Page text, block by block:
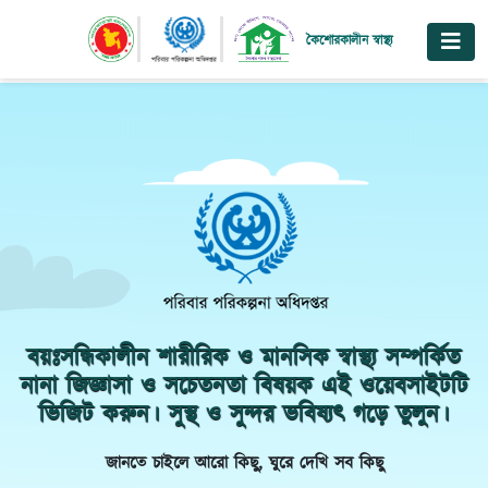
কৈশোরকালীন স্বাস্থ্য
বয়ঃসন্ধিকালীন শারীরিক ও মানসিক স্বাস্থ্য সম্পর্কিত
নানা জিজ্ঞাসা ও সচেতনতা বিষয়ক এই ওয়েবসাইটটি
ভিজিট করুন। সুস্থ ও সুন্দর ভবিষ্যৎ গড়ে তুলুন।
জানতে চাইলে আরো কিছু, ঘুরে দেখি সব কিছু